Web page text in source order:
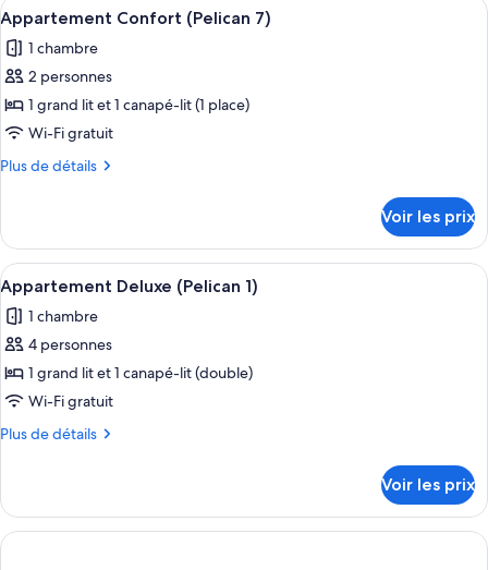
(Pelican
5)
de
chambre
Appartement
Confort
5)
Afficher
toutes
les
photos
pour
ce
type
Appartement
Confort
(Pelican
7)
9
Appartement Confort (Pelican 7)
1 chambre
2 personnes
1 grand lit et 1 canapé-lit (1 place)
Wi-Fi gratuit
Plus de détails
Plus
le
type
de
chambre
Appartement
Confort
7)
Voir les prix
Afficher
toutes
les
photos
pour
ce
type
Appartement
Deluxe
(Pelican
Un salon moderne comprenant un
13
Appartement Deluxe (Pelican 1)
1 chambre
4 personnes
1 grand lit et 1 canapé-lit (double)
Wi-Fi gratuit
Plus de détails
Plus
le
type
de
Voir les prix